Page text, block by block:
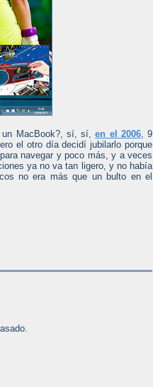
un MacBook?, sí, sí,en el 2006, 9
el otro día decidí jubilarlo porque
navegar y poco más, y a veces
ya no va tan ligero, y no había
no era más que un bulto en el